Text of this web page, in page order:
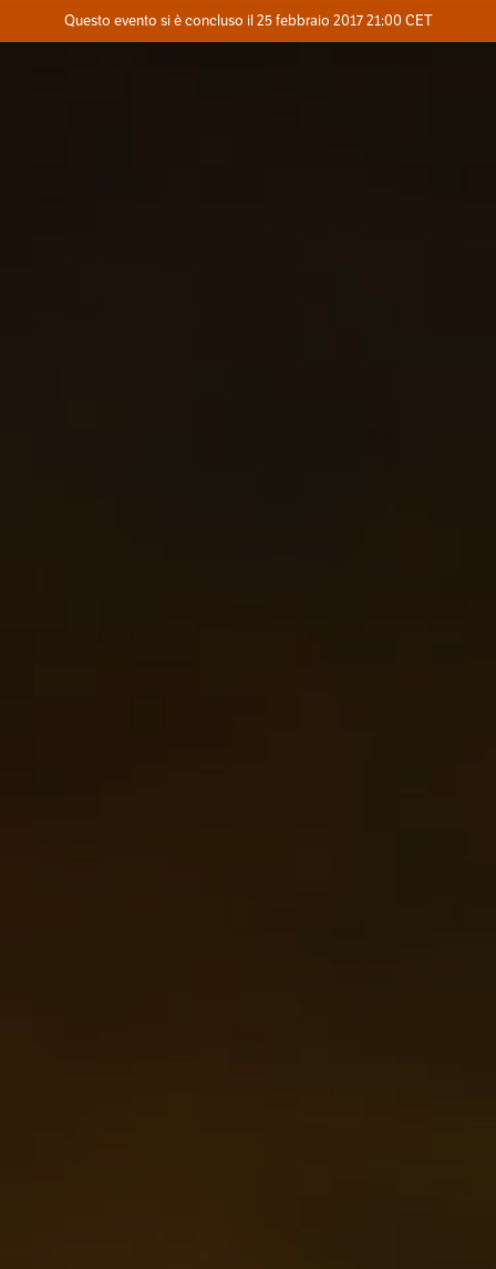
Dove
Questo evento si è concluso il 25 febbraio 2017 21:00 CET